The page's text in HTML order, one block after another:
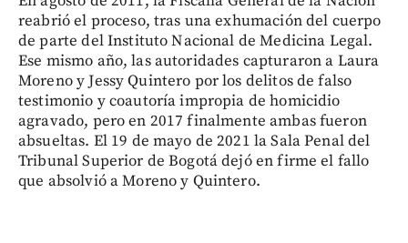
reabrió el proceso, tras una exhumación del cuerpo
de parte del Instituto Nacional de Medicina Legal.
Ese mismo año, las autoridades capturaron a Laura
Moreno y Jessy Quintero por los delitos de falso
testimonio y coautoría impropia de homicidio
agravado, pero en 2017 finalmente ambas fueron
absueltas. El 19 de mayo de 2021 la Sala Penal del
Tribunal Superior de Bogotá dejó en firme el fallo
que absolvió a Moreno y Quintero.